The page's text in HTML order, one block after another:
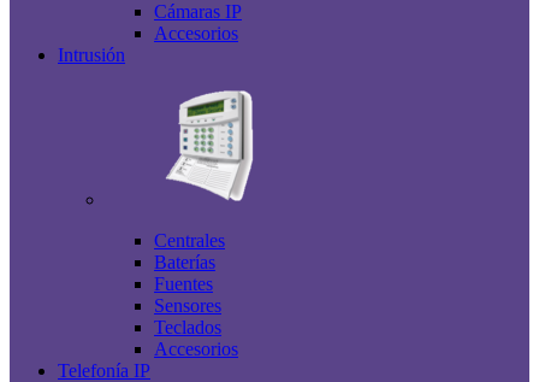
Cámaras IP
Accesorios
Intrusión
Centrales
Baterías
Fuentes
Sensores
Teclados
Accesorios
Telefonía IP